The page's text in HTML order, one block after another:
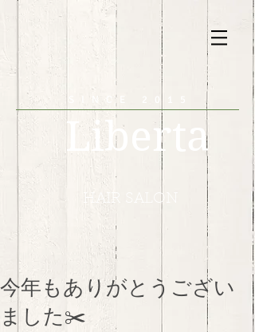
SINCE 2015
Liberta
HAIR SALON
今年もありがとうござい
ました✂️